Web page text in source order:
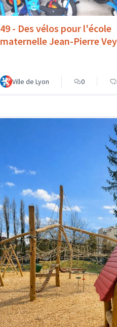
49 - Des vélos pour l'école
maternelle Jean-Pierre
Ville de Lyon 0